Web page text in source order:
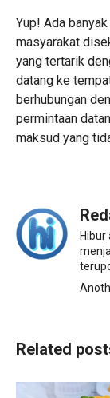
Yup! Ada
masyarakat
yang tertarik
datang ke
berhubungan
permintaan
maksud yang
Related